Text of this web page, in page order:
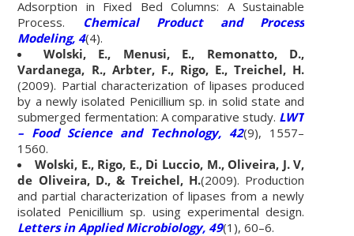
Adsorption in Fixed Bed Columns: A Sustainable
Process. Chemical Product and Process
Modeling, 4(4).
Wolski, E., Menusi, E., Remonatto, D.,
Vardanega, R., Arbter, F., Rigo, E., Treichel, H.
(2009). Partial characterization of lipases produced
by a newly isolated Penicillium sp. in solid state and
submerged fermentation: A comparative study. LWT
– Food Science and Technology, 42(9), 1557–
1560.
Wolski, E., Rigo, E., Di Luccio, M., Oliveira, J. V,
de Oliveira, D., & Treichel, H.(2009). Production
and partial characterization of lipases from a newly
isolated Penicillium sp. using experimental design.
Letters in Applied Microbiology, 49(1), 60–6.